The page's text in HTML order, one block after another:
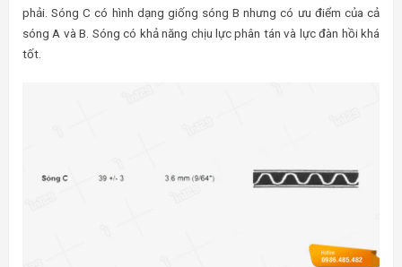
phải. Sóng C có hình dạng giống sóng B nhưng có ưu điểm của cả
sóng A và B. Sóng có khả năng chịu lực phân tán và lực đàn hồi khá
tốt.